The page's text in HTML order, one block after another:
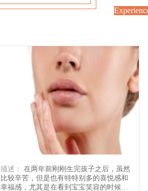
描述：
比较辛苦，但是也有特特别多的喜悦感和
幸福感，尤其是在看到宝宝笑容的时候，